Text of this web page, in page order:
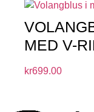
MED V-
kr699.00